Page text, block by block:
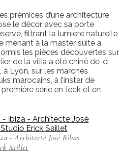
prémices d’une architecture
le décor avec sa porte
filtrant la lumière naturelle
menant à la master suite a
les pièces découvertes sur
de la villa a été chiné de-ci
à Lyon, sur les marchés
marocains, à l’instar de
série en teck et en
- Architecte José Ribas
Saillet